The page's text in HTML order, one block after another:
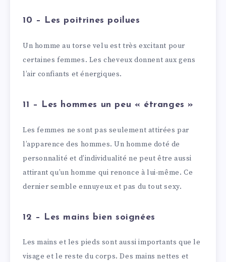
10 – Les poitrines poilues
Un homme au torse velu est très excitant pour
certaines femmes. Les cheveux donnent aux gens
l’air confiants et énergiques.
11 – Les hommes un peu « étranges »
Les femmes ne sont pas seulement attirées par
l’apparence des hommes. Un homme doté de
personnalité et d’individualité ne peut être aussi
attirant qu’un homme qui renonce à lui-même. Ce
dernier semble ennuyeux et pas du tout sexy.
12 – Les mains bien soignées
Les mains et les pieds sont aussi importants que le
visage et le reste du corps. Des mains nettes et